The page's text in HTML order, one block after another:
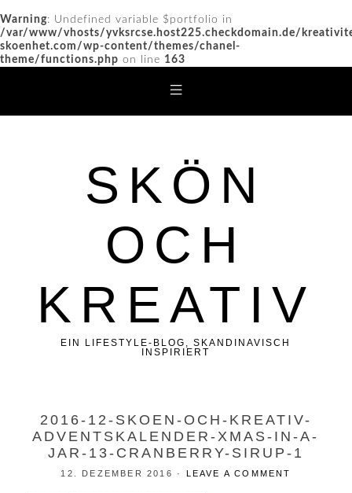
Warning: Undefined variable $portfolio in
/var/www/vhosts/yvksrcse.host225.checkdomain.de/
skoenhet.com/wp-content/themes/chanel-
theme/functions.php on line 163
SKÖN
OCH
KREATIV
EIN LIFESTYLE-BLOG, SKANDINAVISCH
INSPIRIERT
2016-12-SKOEN-OCH-KREATIV-
ADVENTSKALENDER-XMAS-IN-A-
JAR-13-CRANBERRY-SIRUP-1
12. DEZEMBER 2016 · LEAVE A COMMENT